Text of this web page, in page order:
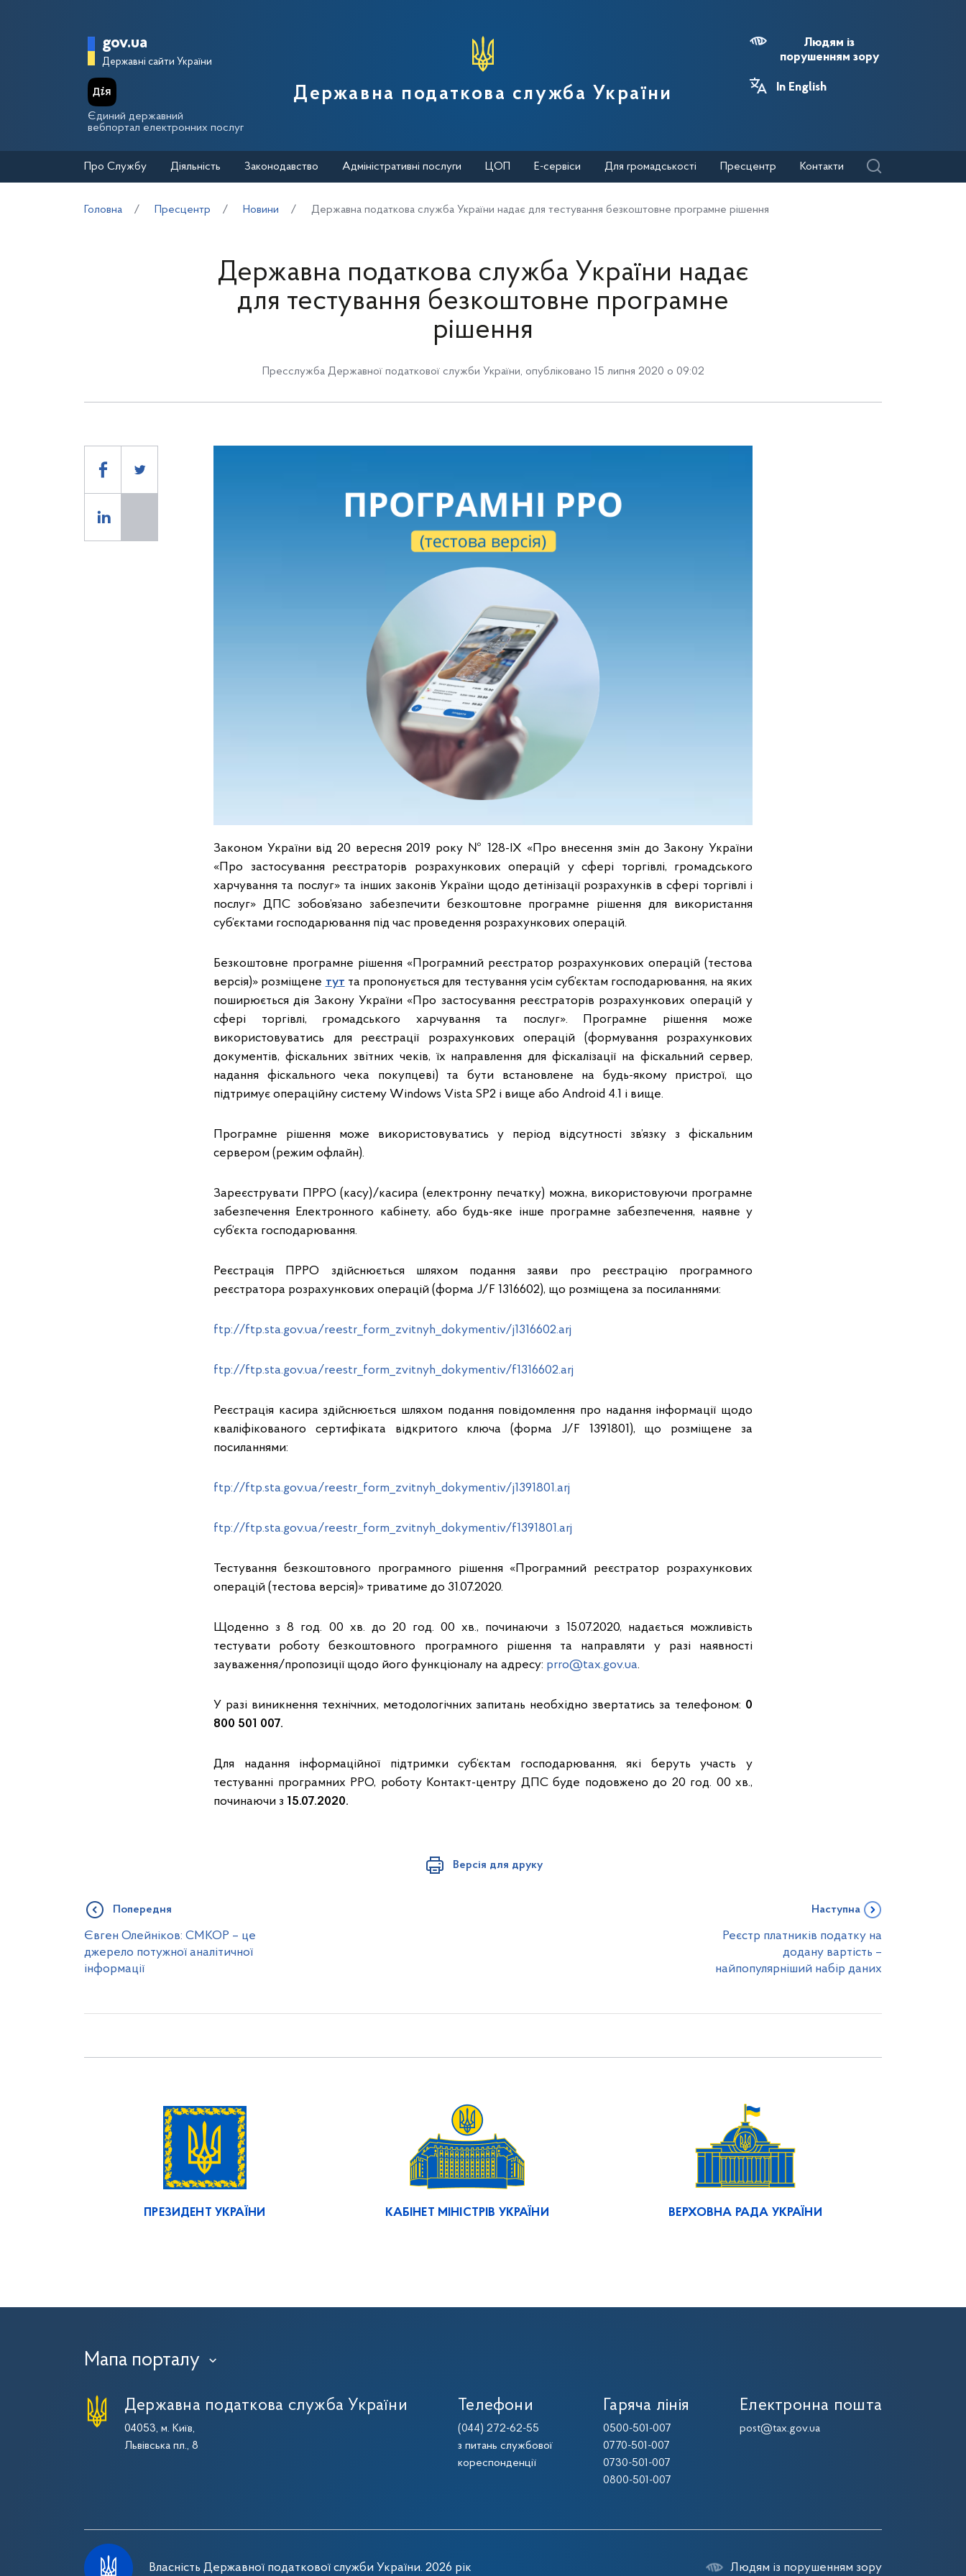
Головна сторінка Державної податкової служби України
gov.ua
Державні сайти України
Єдиний державний
вебпортал електронних послуг
Державна податкова служба України
Людям із
порушенням зору
In English
Про Службу Діяльність Законодавство Адміністративні послуги ЦОП Е-сервіси Для громадськості Пресцентр Контакти
Головна Пресцентр Новини Державна податкова служба України надає для тестування безкоштовне програмне рішення
Державна податкова служба України надає
для тестування безкоштовне програмне
рішення
Пресслужба Державної податкової служби України, опубліковано 15 липня 2020 о 09:02
Законом України від 20 вересня 2019 року № 128-IX «Про внесення змін до Закону України
«Про застосування реєстраторів розрахункових операцій у сфері торгівлі, громадського
харчування та послуг» та інших законів України щодо детінізації розрахунків в сфері торгівлі і
послуг» ДПС зобов’язано забезпечити безкоштовне програмне рішення для використання
суб’єктами господарювання під час проведення розрахункових операцій.
Безкоштовне програмне рішення «Програмний реєстратор розрахункових операцій (тестова
версія)» розміщене тут та пропонується для тестування усім суб’єктам господарювання, на яких
поширюється дія Закону України «Про застосування реєстраторів розрахункових операцій у
сфері торгівлі, громадського харчування та послуг». Програмне рішення може
використовуватись для реєстрації розрахункових операцій (формування розрахункових
документів, фіскальних звітних чеків, їх направлення для фіскалізації на фіскальний сервер,
надання фіскального чека покупцеві) та бути встановлене на будь-якому пристрої, що
підтримує операційну систему Windows Vista SP2 і вище або Android 4.1 і вище.
Програмне рішення може використовуватись у період відсутності зв’язку з фіскальним
сервером (режим офлайн).
Зареєструвати ПРРО (касу)/касира (електронну печатку) можна, використовуючи програмне
забезпечення Електронного кабінету, або будь-яке інше програмне забезпечення, наявне у
суб’єкта господарювання.
Реєстрація ПРРО здійснюється шляхом подання заяви про реєстрацію програмного
реєстратора розрахункових операцій (форма J/F 1316602), що розміщена за посиланнями:
ftp://ftp.sta.gov.ua/reestr_form_zvitnyh_dokymentiv/j1316602.arj
ftp://ftp.sta.gov.ua/reestr_form_zvitnyh_dokymentiv/f1316602.arj
Реєстрація касира здійснюється шляхом подання повідомлення про надання інформації щодо
кваліфікованого сертифіката відкритого ключа (форма J/F 1391801), що розміщене за
посиланнями:
ftp://ftp.sta.gov.ua/reestr_form_zvitnyh_dokymentiv/j1391801.arj
ftp://ftp.sta.gov.ua/reestr_form_zvitnyh_dokymentiv/f1391801.arj
Тестування безкоштовного програмного рішення «Програмний реєстратор розрахункових
операцій (тестова версія)» триватиме до 31.07.2020.
Щоденно з 8 год. 00 хв. до 20 год. 00 хв., починаючи з 15.07.2020, надається можливість
тестувати роботу безкоштовного програмного рішення та направляти у разі наявності
зауваження/пропозиції щодо його функціоналу на адресу: prro@tax.gov.ua.
У разі виникнення технічних, методологічних запитань необхідно звертатись за телефоном: 0
800 501 007.
Для надання інформаційної підтримки суб’єктам господарювання, які беруть участь у
тестуванні програмних РРО, роботу Контакт-центру ДПС буде подовжено до 20 год. 00 хв.,
починаючи з 15.07.2020.
Версія для друку
Попередня
Євген Олейніков: СМКОР – це
джерело потужної аналітичної
інформації
Наступна
Реєстр платників податку на
додану вартість –
найпопулярніший набір даних
ПРЕЗИДЕНТ УКРАЇНИ КАБІНЕТ МІНІСТРІВ УКРАЇНИ ВЕРХОВНА РАДА УКРАЇНИ
Мапа порталу ›
Державна податкова служба України
04053, м. Київ,
Львівська пл., 8
Телефони
(044) 272-62-55
з питань службової
кореспонденції
Гаряча лінія
0500-501-007
0770-501-007
0730-501-007
0800-501-007
Електронна пошта
post@tax.gov.ua
Власність Державної податкової служби України. 2026 рік Людям із порушенням зору